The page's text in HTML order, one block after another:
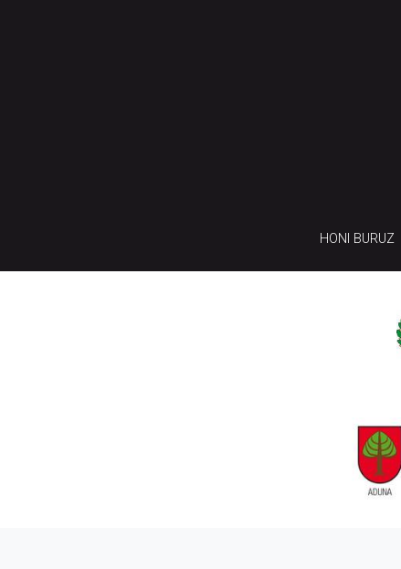
HONI BURUZ